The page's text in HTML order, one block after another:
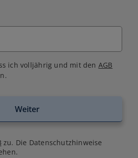
ich volljährig und mit den AGB
Weiter
zu. Die Datenschutzhinweise